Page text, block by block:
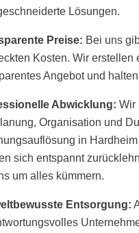
Lösungen.
Preise: Bei uns
Kosten. Wir erstellen
Angebot und
Abwicklung: Wir
Organisation und
in
sich entspannt
um alles kümmern.
Entsorgung: